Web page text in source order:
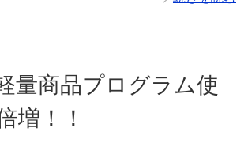
量商品プログラム使
増！！